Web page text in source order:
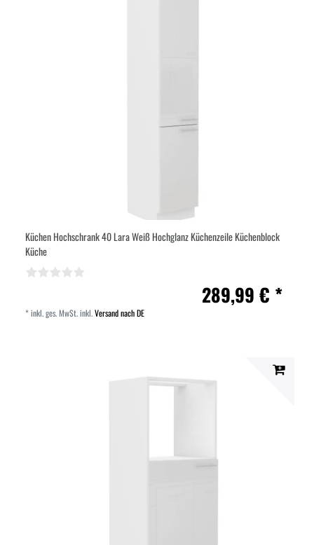
Küchen Hochschrank 40 Lara Weiß Hochglanz Küchenzeile Küchenblock
Küche
289,99 € *
*inkl. ges. MwSt.inkl.Versand nach DE